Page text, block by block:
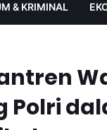
& KRIMINAL
Polri